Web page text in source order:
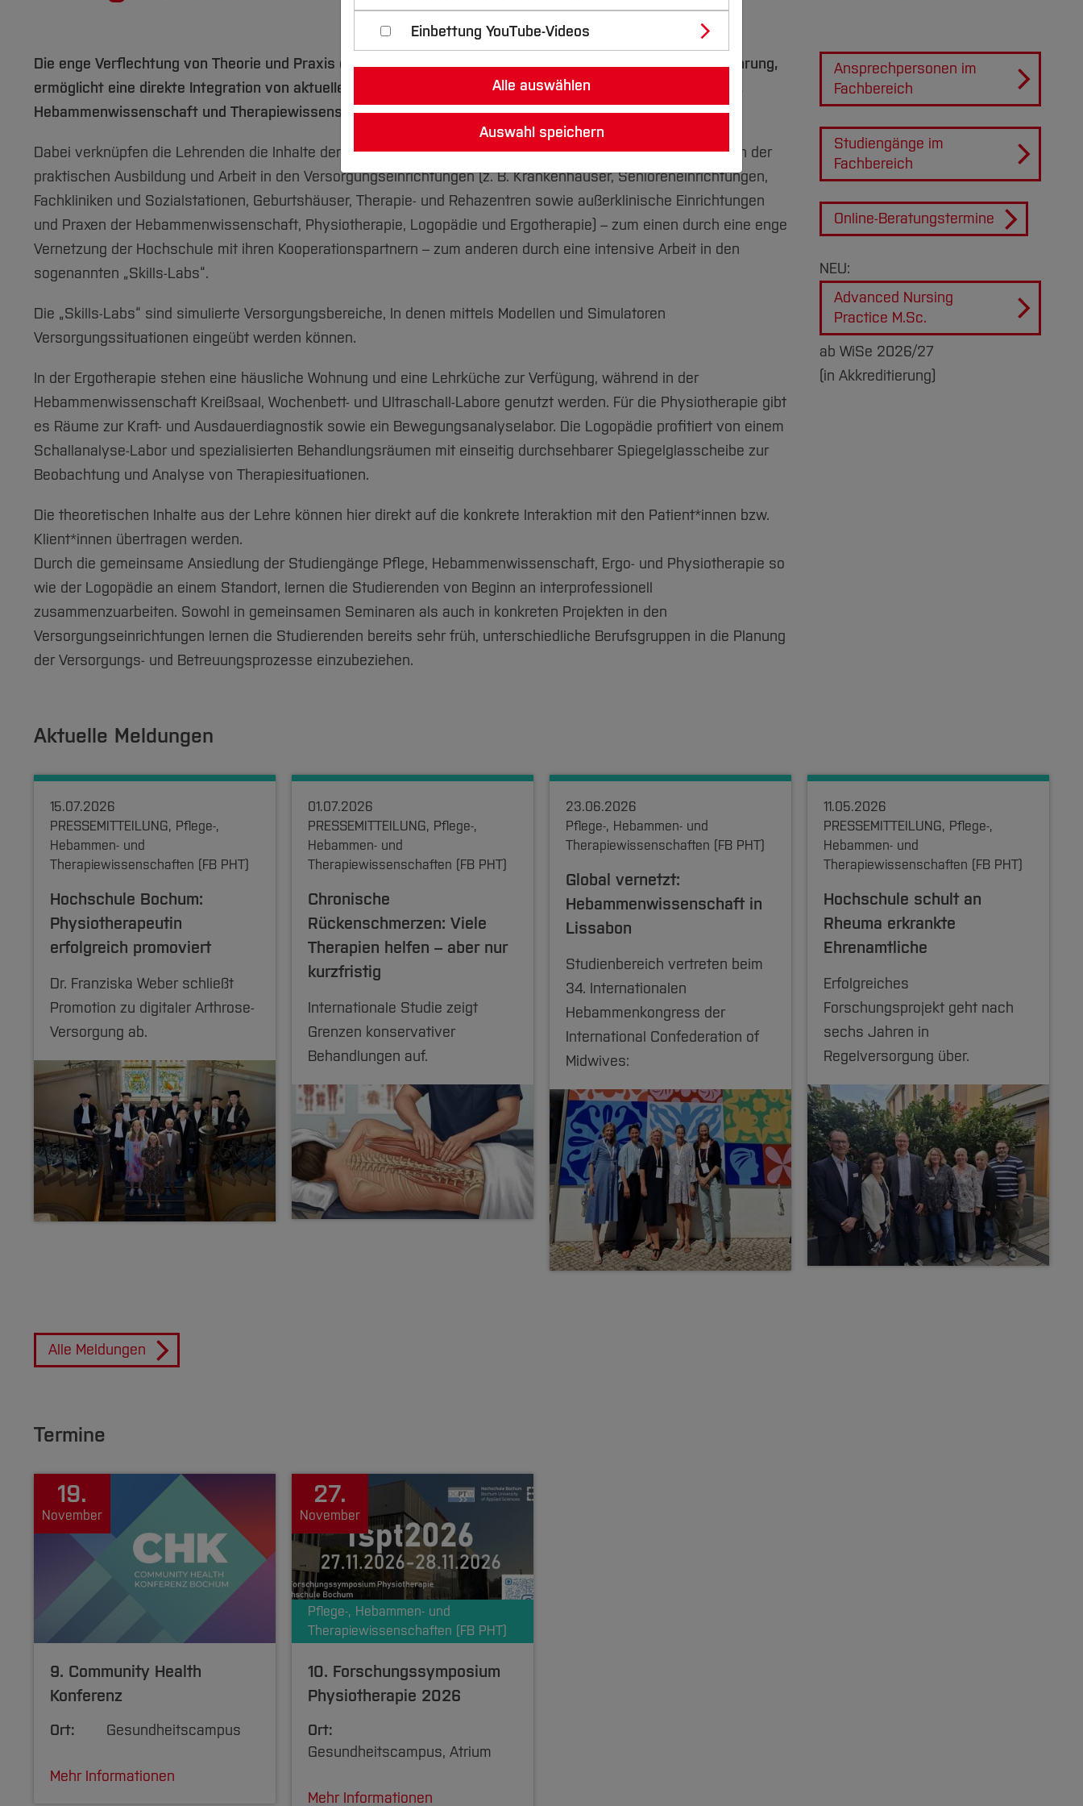
Die enge Verflechtung von Theorie und Praxis durch Lehrende mit langjähriger Praxis- und Forschungserfahrung,
ermöglicht eine direkte Integration von aktuellen Erkenntnissen der Pflegeforschung, Gerontologie, Medizin,
Hebammenwissenschaft und Therapiewissenschaften in die fachpraktische Ausbildung.
Dabei verknüpfen die Lehrenden die Inhalte der theoretischen Lehre in Vorlesungen und Seminaren mit denen der
praktischen Ausbildung und Arbeit in den Versorgungseinrichtungen (z. B. Krankenhäuser, Senioreneinrichtungen,
Fachkliniken und Sozialstationen, Geburtshäuser, Therapie- und Rehazentren sowie außerklinische Einrichtungen
und Praxen der Hebammenwissenschaft, Physiotherapie, Logopädie und Ergotherapie) – zum einen durch eine enge
Vernetzung der Hochschule mit ihren Kooperationspartnern – zum anderen durch eine intensive Arbeit in den
sogenannten „Skills-Labs“.
Die „Skills-Labs“ sind simulierte Versorgungsbereiche, In denen mittels Modellen und Simulatoren
Versorgungssituationen eingeübt werden können.
In der Ergotherapie stehen eine häusliche Wohnung und eine Lehrküche zur Verfügung, während in der
Hebammenwissenschaft Kreißsaal, Wochenbett- und Ultraschall-Labore genutzt werden. Für die Physiotherapie gibt
es Räume zur Kraft- und Ausdauerdiagnostik sowie ein Bewegungsanalyselabor. Die Logopädie profitiert von einem
Schallanalyse-Labor und spezialisierten Behandlungsräumen mit einseitig durchsehbarer Spiegelglasscheibe zur
Beobachtung und Analyse von Therapiesituationen.
Die theoretischen Inhalte aus der Lehre können hier direkt auf die konkrete Interaktion mit den Patient*innen bzw.
Klient*innen übertragen werden.
Durch die gemeinsame Ansiedlung der Studiengänge Pflege, Hebammenwissenschaft, Ergo- und Physiotherapie so
wie der Logopädie an einem Standort, lernen die Studierenden von Beginn an interprofessionell
zusammenzuarbeiten. Sowohl in gemeinsamen Seminaren als auch in konkreten Projekten in den
Versorgungseinrichtungen lernen die Studierenden bereits sehr früh, unterschiedliche Berufsgruppen in die Planung
der Versorgungs- und Betreuungsprozesse einzubeziehen.
Ansprechpersonen im
Fachbereich
Studiengänge im
Fachbereich
Online-Beratungstermine
NEU:
Advanced Nursing
Practice M.Sc.
ab WiSe 2026/27
(in Akkreditierung)
Aktuelle Meldungen
15.07.2026
PRESSEMITTEILUNG, Pflege-,
Hebammen- und
Therapiewissenschaften (FB PHT)
Hochschule Bochum:
Physiotherapeutin
erfolgreich promoviert
Dr. Franziska Weber schließt
Promotion zu digitaler Arthrose-
Versorgung ab.
01.07.2026
PRESSEMITTEILUNG, Pflege-,
Hebammen- und
Therapiewissenschaften (FB PHT)
Chronische
Rückenschmerzen: Viele
Therapien helfen – aber nur
kurzfristig
Internationale Studie zeigt
Grenzen konservativer
Behandlungen auf.
23.06.2026
Pflege-, Hebammen- und
Therapiewissenschaften (FB PHT)
Global vernetzt:
Hebammenwissenschaft in
Lissabon
Studienbereich vertreten beim
34. Internationalen
Hebammenkongress der
International Confederation of
Midwives:
11.05.2026
PRESSEMITTEILUNG, Pflege-,
Hebammen- und
Therapiewissenschaften (FB PHT)
Hochschule schult an
Rheuma erkrankte
Ehrenamtliche
Erfolgreiches
Forschungsprojekt geht nach
sechs Jahren in
Regelversorgung über.
Alle Meldungen
Termine
19.
November
9. Community Health
Konferenz
Ort: Gesundheitscampus
Mehr Informationen
Pflege-, Hebammen- und
Therapiewissenschaften (FB PHT)
27.
November
10. Forschungssymposium
Physiotherapie 2026
Ort:
Gesundheitscampus, Atrium
Mehr Informationen
Einbettung YouTube-Videos
Alle auswählen
Auswahl speichern